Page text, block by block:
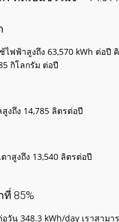
ฟฟ้าสูงถึง 63,570 kWh ต่อปี
กิโลกรัม ต่อปี
งถึง 14,785 ลิตรต่อปี
าสูงถึง 13,540 ลิตรต่อปี
85%
วัน 348.3 kWh/day เราสาม